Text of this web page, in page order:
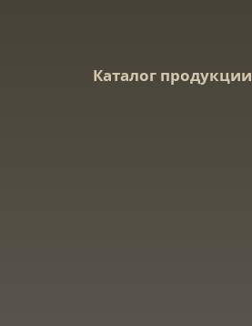
Каталог продукции